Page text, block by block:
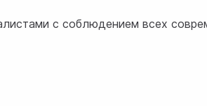
с соблюдением всех